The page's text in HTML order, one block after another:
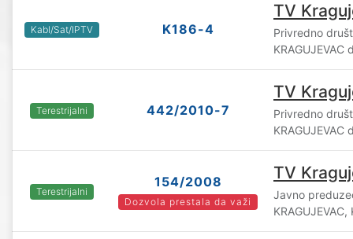
Kabl/Sat/IPTV K186-4
TV
Privredno
KRAGUJEVAC
Terestrijalni 442/2010-7
TV
Privredno
KRAGUJEVAC
Terestrijalni
154/2008
Dozvola prestala da važi
TV
Javno